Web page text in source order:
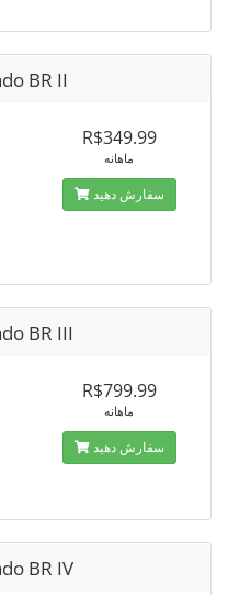
BR II
R$349.99
ماهانه
سفارش دهید
BR III
R$799.99
ماهانه
سفارش دهید
BR IV